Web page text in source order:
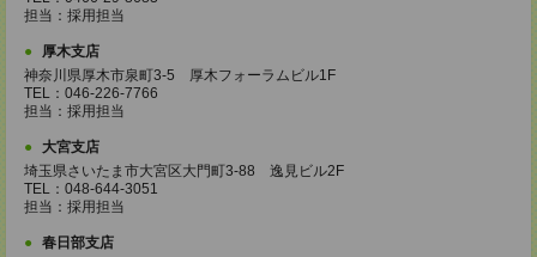
担当：採用担当
厚木支店
神奈川県厚木市泉町3-5 厚木フォーラムビル1F
TEL：046-226-7766
担当：採用担当
大宮支店
埼玉県さいたま市大宮区大門町3-88 逸見ビル2F
TEL：048-644-3051
担当：採用担当
春日部支店